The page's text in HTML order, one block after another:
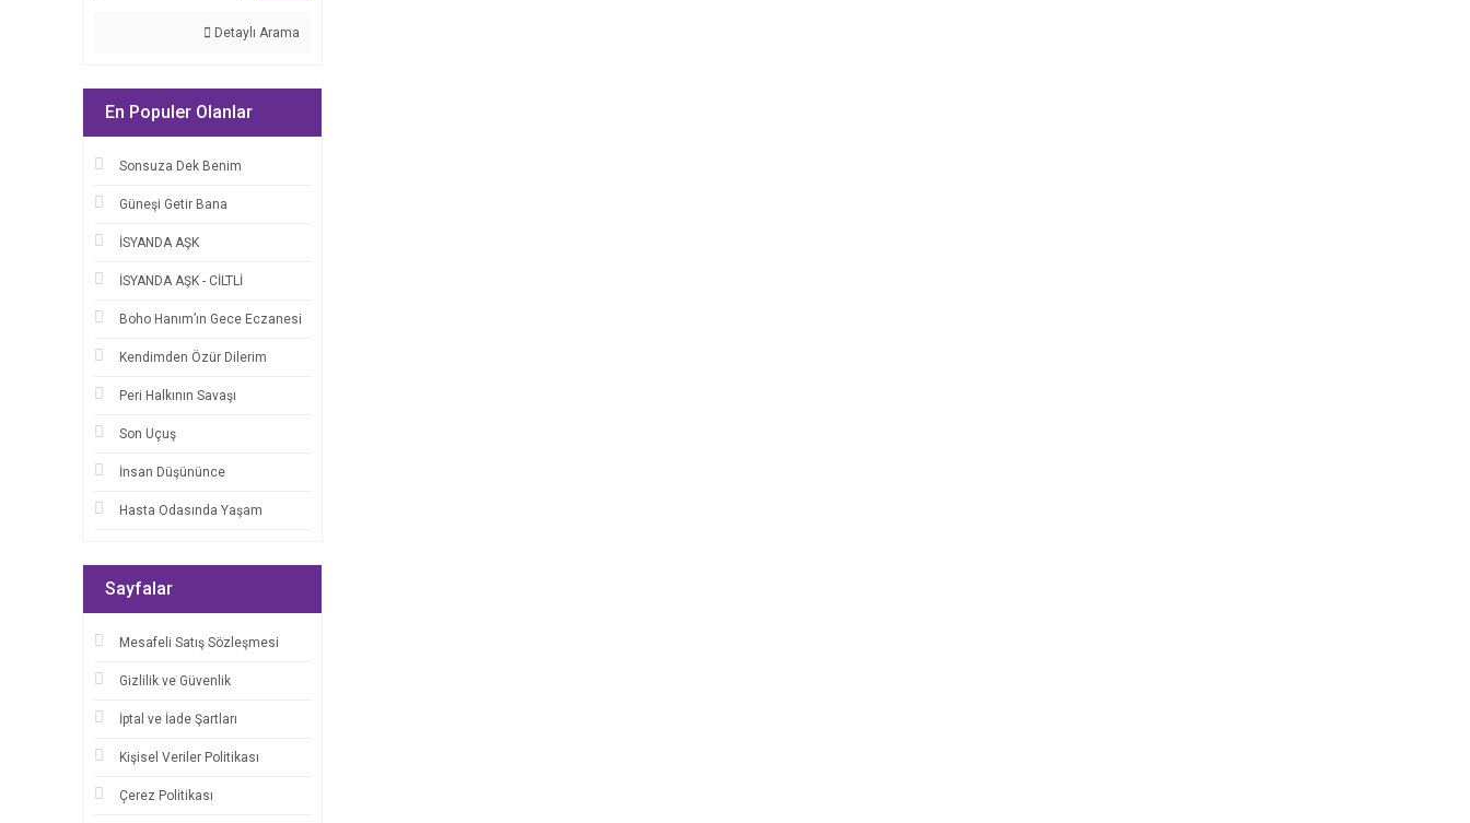
Detaylı Arama
En Populer Olanlar
Sonsuza Dek Benim
Güneşi Getir Bana
İSYANDA AŞK
İSYANDA AŞK - CİLTLİ
Boho Hanım’ın Gece Eczanesi
Kendimden Özür Dilerim
Peri Halkının Savaşı
Son Uçuş
İnsan Düşününce
Hasta Odasında Yaşam
Sayfalar
Mesafeli Satış Sözleşmesi
Gizlilik ve Güvenlik
İptal ve İade Şartları
Kişisel Veriler Politikası
Çerez Politikası